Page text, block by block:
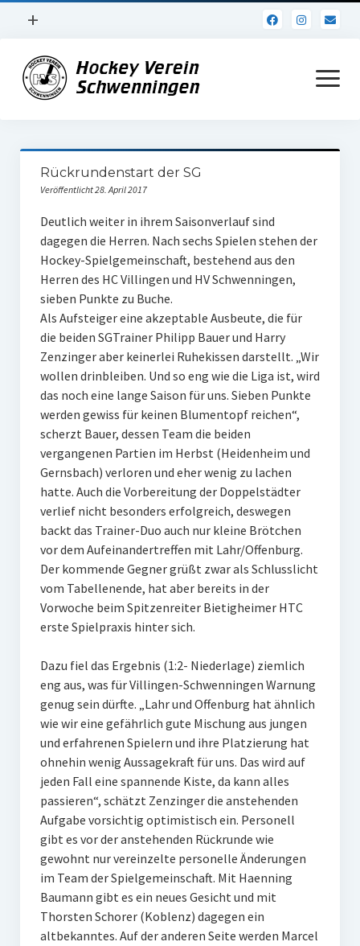
Menü
+
Impressum
Datenschutz
Menü
öffnen
Verein
Daten und Fakten
Vereinsheim
Hockey Shirts
FSJ Stelle
W U16
W U12
M U18
M U12
Internationale Hallenhockeyturnier
Galerie
Jugend Sponsoring
Rückrundenstart der SG
Veröffentlicht 28. April 2017
Deutlich weiter in ihrem Saisonverlauf sind
dagegen die Herren. Nach sechs Spielen stehen der
Hockey-Spielgemeinschaft, bestehend aus den
Herren des HC Villingen und HV Schwenningen,
sieben Punkte zu Buche.
Als Aufsteiger eine akzeptable Ausbeute, die für
die beiden SGTrainer Philipp Bauer und Harry
Zenzinger aber keinerlei Ruhekissen darstellt. „Wir
wollen drinbleiben. Und so eng wie die Liga ist, wird
das noch eine lange Saison für uns. Sieben Punkte
werden gewiss für keinen Blumentopf reichen“,
scherzt Bauer, dessen Team die beiden
vergangenen Partien im Herbst (Heidenheim und
Gernsbach) verloren und eher wenig zu lachen
hatte. Auch die Vorbereitung der Doppelstädter
verlief nicht besonders erfolgreich, deswegen
backt das Trainer-Duo auch nur kleine Brötchen
vor dem Aufeinandertreffen mit Lahr/Offenburg.
Der kommende Gegner grüßt zwar als Schlusslicht
vom Tabellenende, hat aber bereits in der
Vorwoche beim Spitzenreiter Bietigheimer HTC
erste Spielpraxis hinter sich.
Dazu fiel das Ergebnis (1:2- Niederlage) ziemlich
eng aus, was für Villingen-Schwenningen Warnung
genug sein dürfte. „Lahr und Offenburg hat ähnlich
wie wir eine gefährlich gute Mischung aus jungen
und erfahrenen Spielern und ihre Platzierung hat
ohnehin wenig Aussagekraft für uns. Das wird auf
jeden Fall eine spannende Kiste, da kann alles
passieren“, schätzt Zenzinger die anstehenden
Aufgabe vorsichtig optimistisch ein. Personell
gibt es vor der anstehenden Rückrunde wie
gewohnt nur vereinzelte personelle Änderungen
im Team der Spielgemeinschaft. Mit Haenning
Baumann gibt es ein neues Gesicht und mit
Thorsten Schorer (Koblenz) dagegen ein
altbekanntes. Auf der anderen Seite werden Marcel